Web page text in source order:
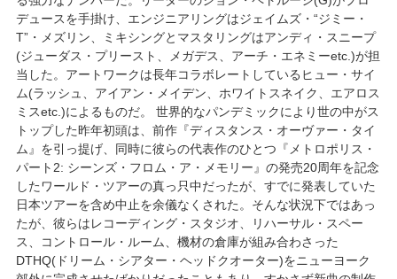
デュースを手掛け、エンジニアリングはジェイムズ・“ジミー・
T”・メズリン、ミキシングとマスタリングはアンディ・スニープ
(ジューダス・プリースト、メガデス、アーチ・エネミーetc.)が担
当した。アートワークは長年コラボレートしているヒュー・サイ
ム(ラッシュ、アイアン・メイデン、ホワイトスネイク、エアロス
ミスetc.)によるものだ。 世界的なパンデミックにより世の中がス
トップした昨年初頭は、前作『ディスタンス・オーヴァー・タイ
ム』を引っ提げ、同時に彼らの代表作のひとつ『メトロポリス・
パート2: シーンズ・フロム・ア・メモリー』の発売20周年を記念
したワールド・ツアーの真っ只中だったが、すでに発表していた
日本ツアーを含め中止を余儀なくされた。そんな状況下ではあっ
たが、彼らはレコーディング・スタジオ、リハーサル・スペー
ス、コントロール・ルーム、機材の倉庫が組み合わさった
DTHQ(ドリーム・シアター・ヘッドクオーター)をニューヨーク